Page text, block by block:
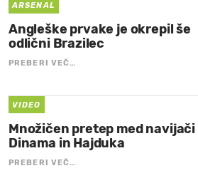
ARSENAL
Angleške prvake je okrepil še
odlični Brazilec
PREBERI VEČ…
VIDEO
Množičen pretep med navijači
Dinama in Hajduka
PREBERI VEČ…